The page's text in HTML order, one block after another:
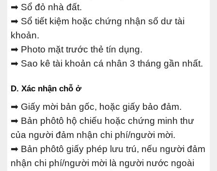
➡ Sổ đỏ nhà đất.
➡ Sổ tiết kiệm hoặc chứng nhận số dư tài
khoản.
➡ Photo mặt trước thẻ tín dụng.
➡ Sao kê tài khoản cá nhân 3 tháng gần nhất.
D. Xác nhận chỗ ở
➡ Giấy mời bản gốc, hoặc giấy bảo đảm.
➡ Bản phôtô hộ chiếu hoặc chứng minh thư
của người đảm nhận chi phí/người mời.
➡ Bản phôtô giấy phép lưu trú, nếu người đảm
nhận chi phí/người mời là người nước ngoài